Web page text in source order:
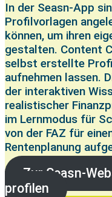
In der Seasn-App
Profilvorlagen
können, um ihren
gestalten. Content
selbst erstellte
aufnehmen lassen.
der interaktiven
realistischer
im Lernmodus für
von der FAZ für
Rentenplanung
Zur Seasn-
profilen